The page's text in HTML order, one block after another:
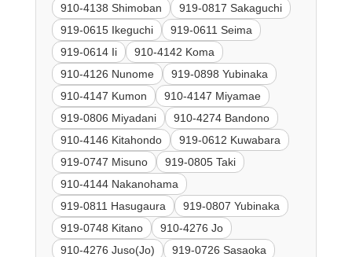
910-4138 Shimoban
919-0817 Sakaguchi
919-0615 Ikeguchi
919-0611 Seima
919-0614 Ii
910-4142 Koma
910-4126 Nunome
919-0898 Yubinaka
910-4147 Kumon
910-4147 Miyamae
919-0806 Miyadani
910-4274 Bandono
910-4146 Kitahondo
919-0612 Kuwabara
919-0747 Misuno
919-0805 Taki
910-4144 Nakanohama
919-0811 Hasugaura
919-0807 Yubinaka
919-0748 Kitano
910-4276 Jo
910-4276 Juso(Jo)
919-0726 Sasaoka